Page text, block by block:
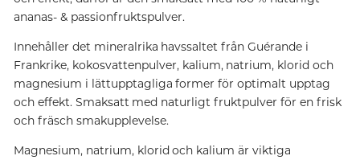
ananas- & passionfruktspulver.
Innehåller det mineralrika havssaltet från Guérande i
Frankrike, kokosvattenpulver, kalium, natrium, klorid och
magnesium i lättupptagliga former för optimalt upptag
och effekt. Smaksatt med naturligt fruktpulver för en frisk
och fräsch smakupplevelse.
Magnesium, natrium, klorid och kalium är viktiga